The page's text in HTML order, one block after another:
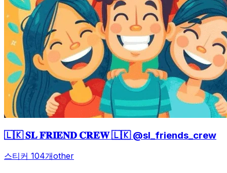
🇱🇰 𝐒𝐋 𝐅𝐑𝐈𝐄𝐍𝐃 𝐂𝐑𝐄𝐖 🇱🇰 @sl_friends_crew
스티커 104개other